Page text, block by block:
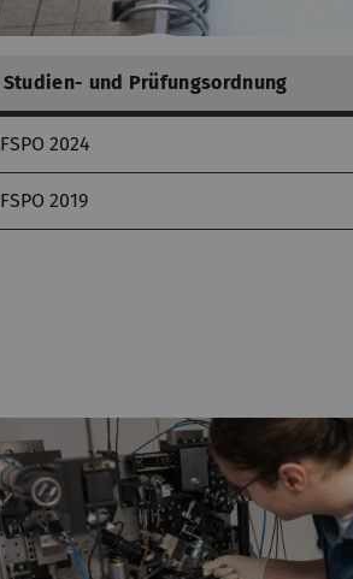
Studien- und Prüfungsordnung
FSPO 2024
FSPO 2019